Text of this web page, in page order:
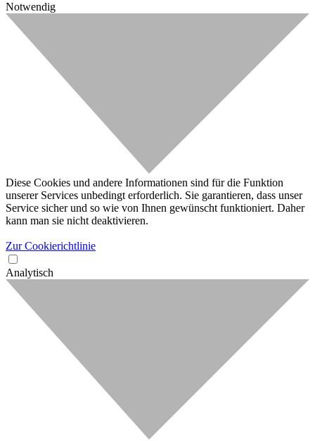
Notwendig
Diese Cookies und andere Informationen sind für die Funktion
unserer Services unbedingt erforderlich. Sie garantieren, dass unser
Service sicher und so wie von Ihnen gewünscht funktioniert. Daher
kann man sie nicht deaktivieren.
Zur Cookierichtlinie
Analytisch